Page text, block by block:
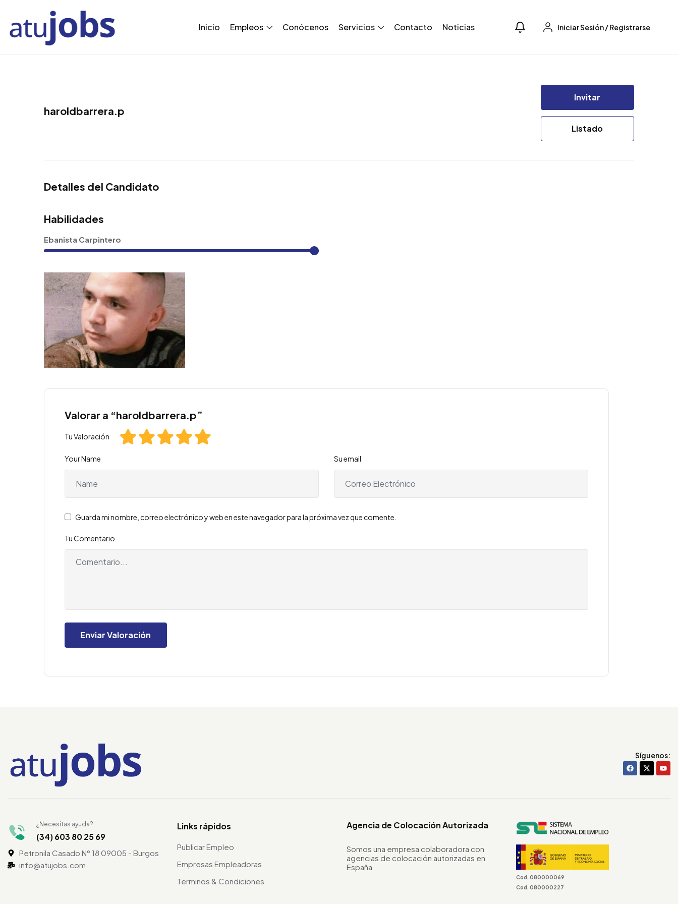
Inicio Empleos Conócenos Servicios Contacto Noticias Iniciar Sesión/Registrarse
haroldbarrera.p
Invitar
Listado
Detalles del Candidato
Habilidades
Ebanista Carpintero
Valorar a “haroldbarrera.p”
Tu Valoración
Your Name Su email
Guarda mi nombre, correo electrónico y web en este navegador para la próxima vez que comente.
Tu Comentario
Síguenos:
¿Necesitas ayuda?
(34) 603 80 25 69
Petronila Casado N° 18 09005 - Burgos
info@atujobs.com
Links rápidos
Publicar Empleo
Empresas Empleadoras
Terminos & Condiciones
Agencia de Colocación Autorizada
Somos una empresa colaboradora con
agencias de colocación autorizadas en
España
Cod. 080000069
Cod. 080000227